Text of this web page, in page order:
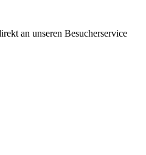
an unseren Besucherservice